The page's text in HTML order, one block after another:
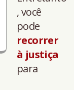
, você
pode
recorrer
à justiça
para